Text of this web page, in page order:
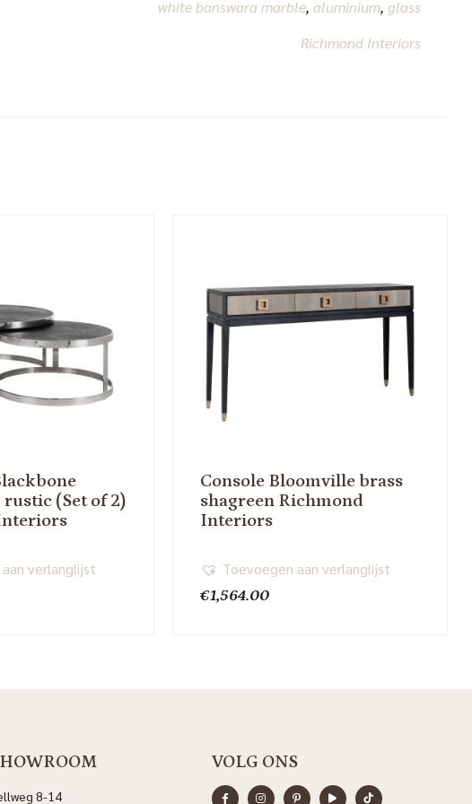
white banswara marble, aluminium, glass
Richmond Interiors
(Set of 2)
verlanglijst
Console Bloomville brass
shagreen Richmond
Interiors
€1,564.00
Toevoegen aan verlanglijst
8-14
VOLG ONS